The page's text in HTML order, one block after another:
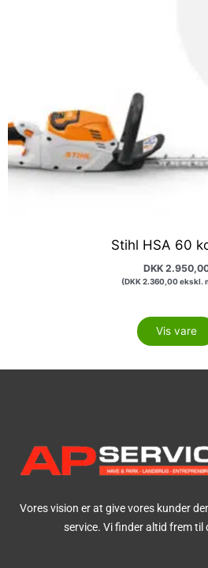
Stihl HSA 60
DKK
(DKK2.360,00ekskl.
Vis vare
Vores vision er at give vores kunder
service. Vi finder altid frem til